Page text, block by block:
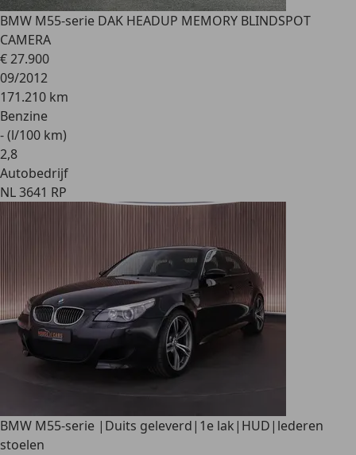
BMW M55-serie DAK HEADUP MEMORY BLINDSPOT
CAMERA
€ 27.900
09/2012
171.210 km
Benzine
- (l/100 km)
2,8
Autobedrijf
NL 3641 RP
BMW M55-serie |Duits geleverd|1e lak|HUD|lederen
stoelen